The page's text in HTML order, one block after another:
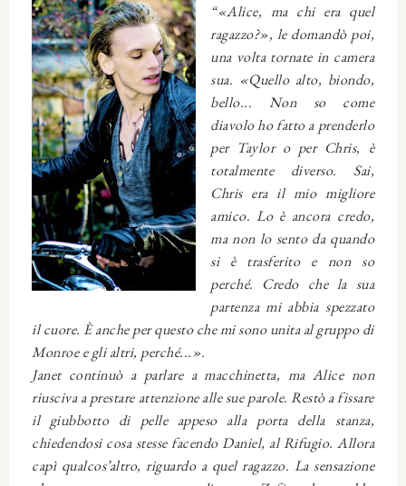
“«Alice, ma chi era quel
ragazzo?», le domandò poi,
una volta tornate in camera
sua. «Quello alto, biondo,
bello... Non so come
diavolo ho fatto a prenderlo
per Taylor o per Chris, è
totalmente diverso. Sai,
Chris era il mio migliore
amico. Lo è ancora credo,
ma non lo sento da quando
si è trasferito e non so
perché. Credo che la sua
partenza mi abbia spezzato
il cuore. È anche per questo che mi sono unita al gruppo di
Monroe e gli altri, perché...».
Janet continuò a parlare a macchinetta, ma Alice non
riusciva a prestare attenzione alle sue parole. Restò a fissare
il giubbotto di pelle appeso alla porta della stanza,
chiedendosi cosa stesse facendo Daniel, al Rifugio. Allora
capì qualcos’altro, riguardo a quel ragazzo. La sensazione